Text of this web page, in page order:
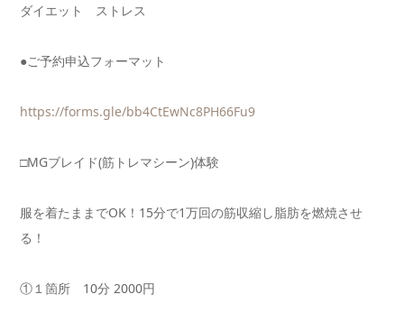
ダイエット ストレス
●ご予約申込フォーマット
https://forms.gle/bb4CtEwNc8PH66Fu9
□MGブレイド(筋トレマシーン)体験
服を着たままでOK！ 15分で1万回の筋収縮し脂肪を燃焼させ
る！
①１箇所 10分 2000円